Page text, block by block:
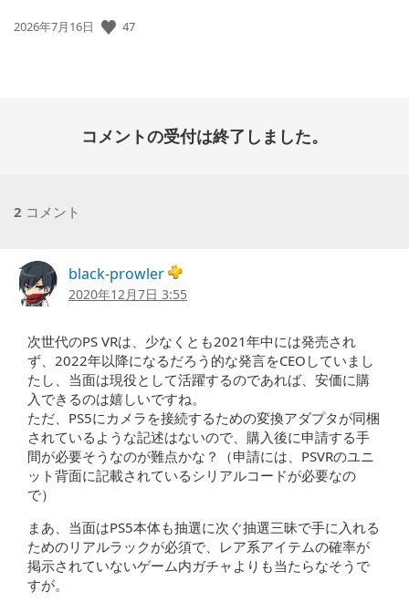
公
2026年7月16日 47
コメントの受付は終了しました。
2 コメント
black-prowler
2020年12月7日 3:55
次世代のPS VRは、少なくとも2021年中には発売され
ず、2022年以降になるだろう的な発言をCEOしていまし
たし、当面は現役として活躍するのであれば、安価に購
入できるのは嬉しいですね。
ただ、PS5にカメラを接続するための変換アダプタが同梱
されているような記述はないので、購入後に申請する手
間が必要そうなのが難点かな？（申請には、PSVRのユニ
ット背面に記載されているシリアルコードが必要なの
で）
まあ、当面はPS5本体も抽選に次ぐ抽選三昧で手に入れる
ためのリアルラックが必須で、レア系アイテムの確率が
掲示されていないゲーム内ガチャよりも当たらなそうで
すが。